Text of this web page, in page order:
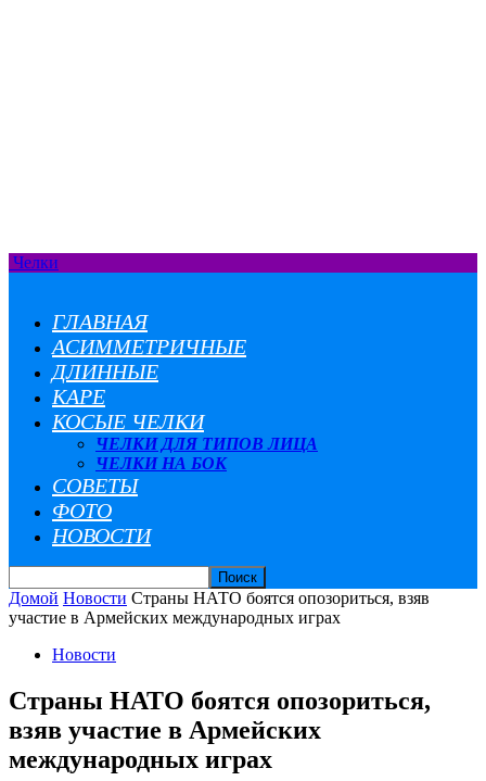
Челки
ГЛАВНАЯ
АСИММЕТРИЧНЫЕ
ДЛИННЫЕ
КАРЕ
КОСЫЕ ЧЕЛКИ
ЧЕЛКИ ДЛЯ ТИПОВ ЛИЦА
ЧЕЛКИ НА БОК
СОВЕТЫ
ФОТО
НОВОСТИ
Домой Новости Страны НАТО боятся опозориться, взяв
участие в Армейских международных играх
Новости
Страны НАТО боятся опозориться,
взяв участие в Армейских
международных играх